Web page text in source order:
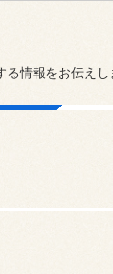
情報をお伝えし